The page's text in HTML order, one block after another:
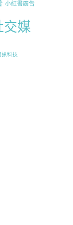
小紅書廣告
交媒
訊科技